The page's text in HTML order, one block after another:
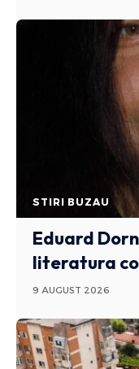
STIRI BUZAU
Eduard
literatura
9 AUGUST 2026